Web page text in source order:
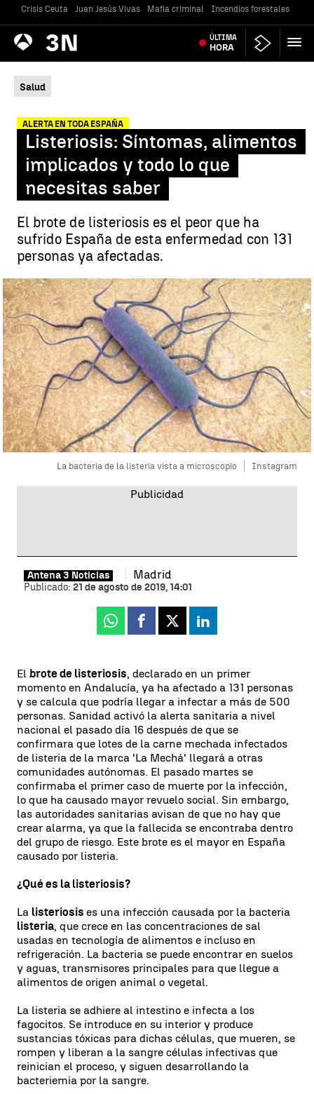
Crisis Ceuta Juan Jesús Vivas Mafia criminal Incendios forestales
Antena
3 Noticias ÚLTIMA
HORA
Salud
ALERTA EN TODA ESPAÑA
Listeriosis: Síntomas, alimentos
implicados y todo lo que
necesitas saber
El brote de listeriosis es el peor que ha
sufrido España de esta enfermedad con 131
personas ya afectadas.
La bacteria de la listeria vista a microscopio Instagram
Antena 3 Noticias Madrid
Publicado: 21 de agosto de 2019, 14:01
Whatsapp
Facebook
X Linkedin
El brote de listeriosis, declarado en un primer
momento en Andalucía, ya ha afectado a 131 personas
y se calcula que podría llegar a infectar a más de 500
personas. Sanidad activó la alerta sanitaria a nivel
nacional el pasado día 16 después de que se
confirmara que lotes de la carne mechada infectados
de listeria de la marca 'La Mechá' llegará a otras
comunidades autónomas. El pasado martes se
confirmaba el primer caso de muerte por la infección,
lo que ha causado mayor revuelo social. Sin embargo,
las autoridades sanitarias avisan de que no hay que
crear alarma, ya que la fallecida se encontraba dentro
del grupo de riesgo. Este brote es el mayor en España
causado por listeria.
¿Qué es la listeriosis?
La listeriosis es una infección causada por la bacteria
listeria, que crece en las concentraciones de sal
usadas en tecnología de alimentos e incluso en
refrigeración. La bacteria se puede encontrar en suelos
y aguas, transmisores principales para que llegue a
alimentos de origen animal o vegetal.
La listeria se adhiere al intestino e infecta a los
fagocitos. Se introduce en su interior y produce
sustancias tóxicas para dichas células, que mueren, se
rompen y liberan a la sangre células infectivas que
reinician el proceso, y siguen desarrollando la
bacteriemia por la sangre.